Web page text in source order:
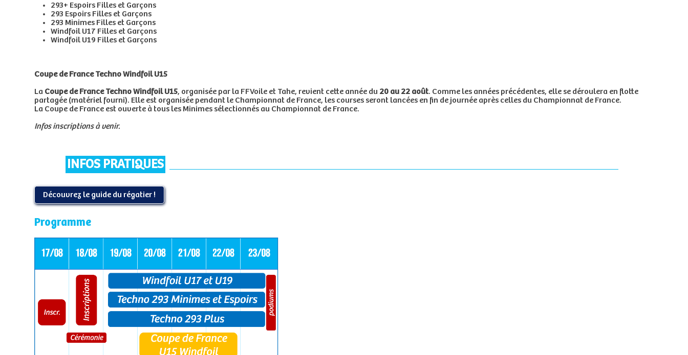
293+ Espoirs Filles et Garçons
293 Espoirs Filles et Garçons
293 Minimes Filles et Garçons
Windfoil U17 Filles et Garçons
Windfoil U19 Filles et Garçons
Coupe de France Techno Windfoil U15
La Coupe de France Techno Windfoil U15, organisée par la FFVoile et Tahe, revient cette année du 20 au 22 août. Comme les années précédentes, elle se déroulera en flotte
partagée (matériel fourni). Elle est organisée pendant le Championnat de France, les courses seront lancées en fin de journée après celles du Championnat de France.
La Coupe de France est ouverte à tous les Minimes sélectionnés au Championnat de France.
Infos inscriptions à venir.
INFOS PRATIQUES
Découvrez le guide du régatier !
Programme